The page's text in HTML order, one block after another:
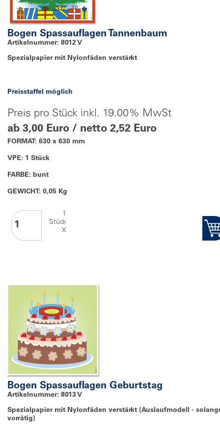
Bogen Spassauflagen Tannenbaum
Artikelnummer: 8012 V
Spezialpapier mit Nylonfäden verstärkt
Preisstaffel möglich
Preis pro Stück inkl. 19.00% MwSt
ab 3,00 Euro / netto 2,52 Euro
FORMAT: 630 x 630 mm
VPE: 1 Stück
FARBE: bunt
GEWICHT: 0,05 Kg
1
Stück
X
Bogen Spassauflagen Geburtstag
Artikelnummer: 8013 V
Spezialpapier mit Nylonfäden verstärkt (Auslaufmodell -
vorrätig)